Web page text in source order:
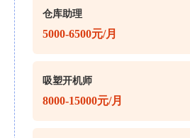
仓库助理
5000-6500元/月
吸塑开机师
8000-15000元/月